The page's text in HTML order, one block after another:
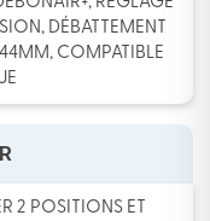
DÉBATTEMENT
COMPATIBLE
2 POSITIONS ET